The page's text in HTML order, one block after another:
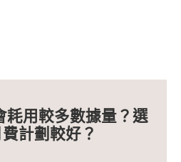
耗用較多數據量？選
計劃較好？